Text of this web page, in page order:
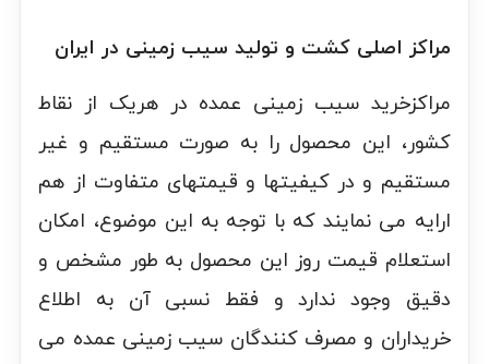
مراکز اصلی کشت و تولید سیب زمینی در ایران
مراکزخرید سیب زمینی عمده در هریک از نقاط
کشور، این محصول را به صورت مستقیم و غیر
مستقیم و در کیفیتها و قیمتهای متفاوت از هم
ارايه می نمایند که با توجه به این موضوع، امکان
استعلام قیمت روز این محصول به طور مشخص و
دقیق وجود ندارد و فقط نسبی آن به اطلاع
خریداران و مصرف کنندگان سیب زمینی عمده می